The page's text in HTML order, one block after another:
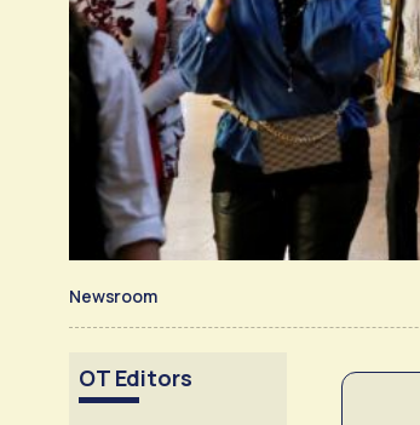
Newsroom
OT Editors